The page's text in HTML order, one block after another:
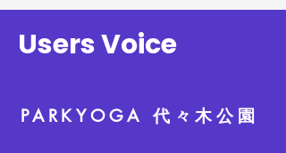
Users Voice
PARKYOGA 代々木公園